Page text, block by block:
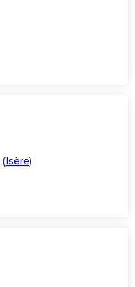
(Isère)